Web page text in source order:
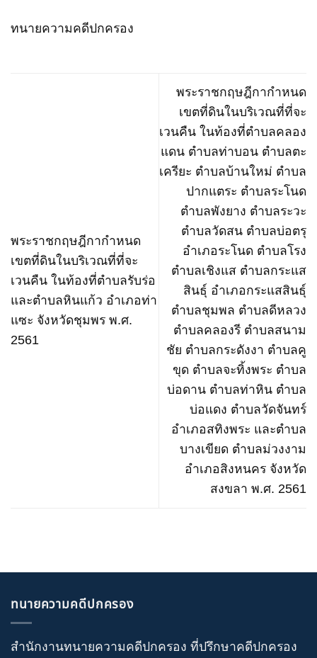
ทนายความคดีปกครอง
พระราชกฤษฎีกากำหนด
เขตที่ดินในบริเวณที่ที่จะ
เวนคืน ในท้องที่ตำบลรับร่อ
และตำบลหินแก้ว อำเภอท่า
แซะ จังหวัดชุมพร พ.ศ.
2561
พระราชกฤษฎีกากำหนด
เขตที่ดินในบริเวณที่ที่จะ
เวนคืน ในท้องที่ตำบลคลอง
แดน ตำบลท่าบอน ตำบลตะ
เครียะ ตำบลบ้านใหม่ ตำบล
ปากแตระ ตำบลระโนด
ตำบลพังยาง ตำบลระวะ
ตำบลวัดสน ตำบลบ่อตรุ
อำเภอระโนด ตำบลโรง
ตำบลเชิงแส ตำบลกระแส
สินธุ์ อำเภอกระแสสินธุ์
ตำบลชุมพล ตำบลดีหลวง
ตำบลคลองรี ตำบลสนาม
ชัย ตำบลกระดังงา ตำบลคู
ขุด ตำบลจะทิ้งพระ ตำบล
บ่อดาน ตำบลท่าหิน ตำบล
บ่อแดง ตำบลวัดจันทร์
อำเภอสทิงพระ และตำบล
บางเขียด ตำบลม่วงงาม
อำเภอสิงหนคร จังหวัด
สงขลา พ.ศ. 2561
ทนายความคดีปกครอง
สำนักงานทนายความคดีปกครอง ที่ปรึกษาคดีปกครอง